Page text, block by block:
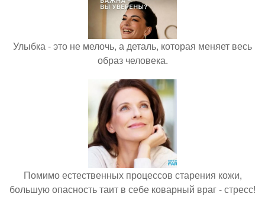
Улыбка - это не мелочь, а деталь, которая меняет весь
образ человека.
Помимо естественных процессов старения кожи,
большую опасность таит в себе коварный враг - стресс!